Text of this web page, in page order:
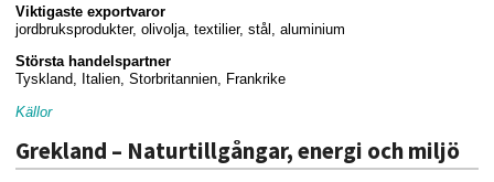
Viktigaste exportvaror
jordbruksprodukter, olivolja, textilier, stål, aluminium
Största handelspartner
Tyskland, Italien, Storbritannien, Frankrike
Källor
Grekland – Naturtillgångar, energi och miljö